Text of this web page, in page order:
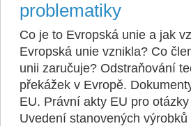
problematiky
Co je to Evropská unie a jak
Evropská unie vznikla? Co
unii zaručuje? Odstraňování
překážek v Evropě.
EU. Právní akty EU pro
Uvedení stanovených výrobků